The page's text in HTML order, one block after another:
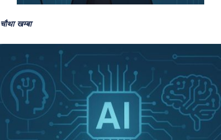
चौथा खम्बा